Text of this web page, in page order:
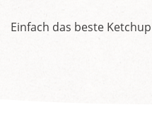
Einfach das beste